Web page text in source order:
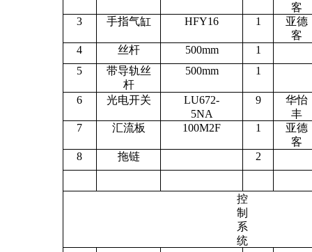
客
3
手指气缸 HFY16 1
亚德
客
4
丝杆 500mm
1
5
带导轨丝
杆
500mm 1
6 光电开关
LU672-
5NA
9
华怡
丰
7
汇流板 100M2F 1
亚德
客
8
拖链 2
控
制
系
统